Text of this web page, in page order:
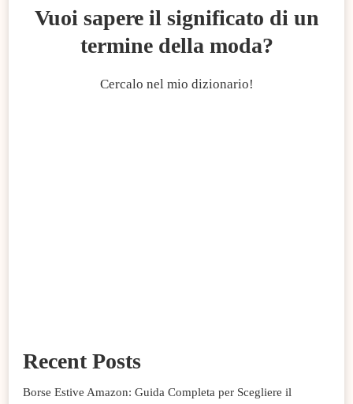
Vuoi sapere il significato di un
termine della moda?
Cercalo nel mio dizionario!
Recent Posts
Borse Estive Amazon: Guida Completa per Scegliere il